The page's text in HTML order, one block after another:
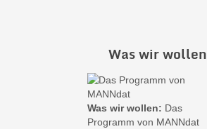
Was wir wollen
Was wir wollen: Das
Programm von MANNdat